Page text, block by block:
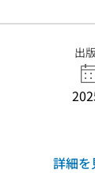
出
詳細を